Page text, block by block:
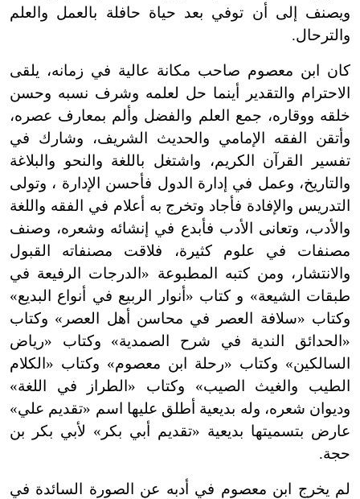
ويصنف إلى أن توفي بعد حياة حافلة بالعمل والعلم
والترحال.
كان ابن معصوم صاحب مكانة عالية في زمانه، يلقى
الاحترام والتقدير أينما حل لعلمه وشرف نسبه وحسن
خلقه ووقاره، جمع العلم والفضل وألم بمعارف عصره،
وأتقن الفقه الإمامي والحديث الشريف، وشارك في
تفسير القرآن الكريم، واشتغل باللغة والنحو والبلاغة
والتاريخ، وعمل في إدارة الدول فأحسن الإدارة ، وتولى
التدريس والإفادة فأجاد وتخرج به أعلام في الفقه واللغة
والأدب، وتعانى الأدب فأبدع في إنشائه وشعره، وصنف
مصنفات في علوم كثيرة، فلاقت مصنفاته القبول
والانتشار، ومن كتبه المطبوعة «الدرجات الرفيعة في
طبقات الشيعة» و كتاب «أنوار الربيع في أنواع البديع»
وكتاب «سلافة العصر في محاسن أهل العصر» وكتاب
«الحدائق الندية في شرح الصمدية» وكتاب «رياض
السالكين» وكتاب «رحلة ابن معصوم» وكتاب «الكلام
الطيب والغيث الصيب» وكتاب «الطراز في اللغة»
وديوان شعره، وله بديعية أطلق عليها اسم «تقديم علي»
عارض بتسميتها بديعية «تقديم أبي بكر» لأبي بكر بن
حجة.
لم يخرج ابن معصوم في أدبه عن الصورة السائدة في